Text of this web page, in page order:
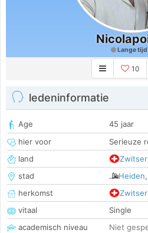
Lange tijd
10
ledeninformatie
Age
45 jaar
hier voor
Serieuze
land
stad
Heiden,
herkomst
vitaal
Single
academisch niveau
Niet